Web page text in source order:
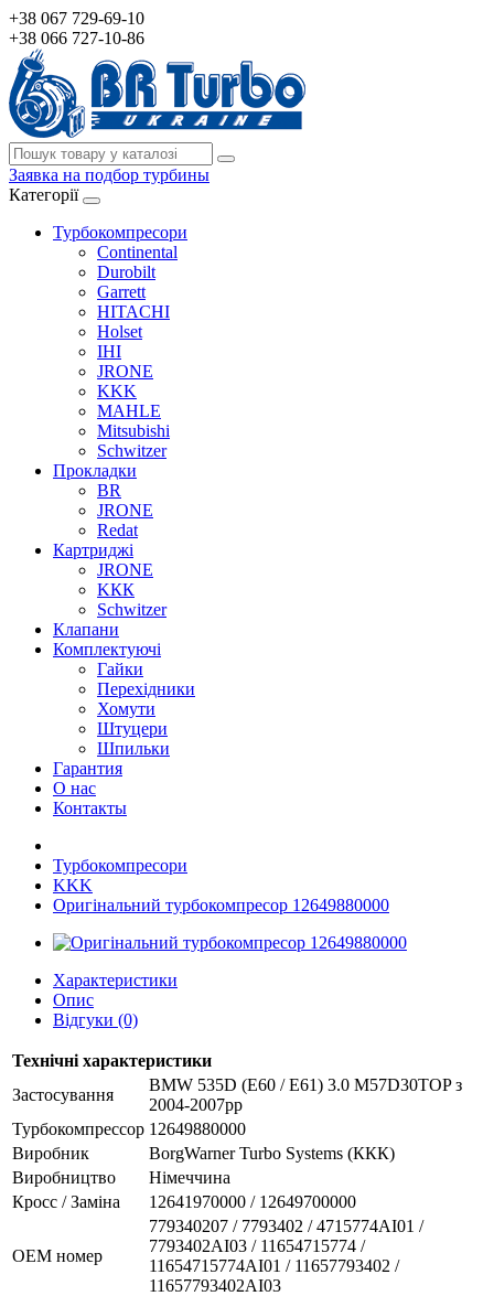
+38 067 729-69-10
+38 066 727-10-86
Заявка на подбор турбины
Категорії
Турбокомпресори
Continental
Durobilt
Garrett
HITACHI
Holset
IHI
JRONE
KKK
MAHLE
Mitsubishi
Schwitzer
Прокладки
BR
JRONE
Redat
Картриджі
JRONE
KКК
Schwitzer
Клапани
Комплектуючі
Гайки
Перехідники
Хомути
Штуцери
Шпильки
Гарантия
О нас
Контакты
Турбокомпресори
KKK
Оригінальний турбокомпресор 12649880000
Характеристики
Опис
Відгуки (0)
Технічні характеристики
Застосування
BMW 535D (E60 / E61) 3.0 M57D30TOP з
2004-2007рр
Турбокомпрессор 12649880000
Виробник
BorgWarner Turbo Systems (ККК)
Виробництво
Німеччина
Кросс / Заміна
12641970000 / 12649700000
ОЕМ номер
779340207 / 7793402 / 4715774AI01 /
7793402AI03 / 11654715774 /
11654715774AI01 / 11657793402 /
11657793402AI03